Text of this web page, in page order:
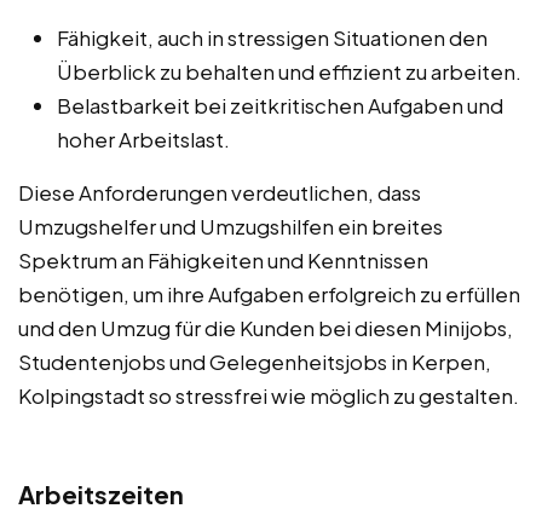
Fähigkeit, auch in stressigen Situationen den
Überblick zu behalten und effizient zu arbeiten.
Belastbarkeit bei zeitkritischen Aufgaben und
hoher Arbeitslast.
Diese Anforderungen verdeutlichen, dass
Umzugshelfer und Umzugshilfen ein breites
Spektrum an Fähigkeiten und Kenntnissen
benötigen, um ihre Aufgaben erfolgreich zu erfüllen
und den Umzug für die Kunden bei diesen Minijobs,
Studentenjobs und Gelegenheitsjobs in Kerpen,
Kolpingstadt so stressfrei wie möglich zu gestalten.
Arbeitszeiten